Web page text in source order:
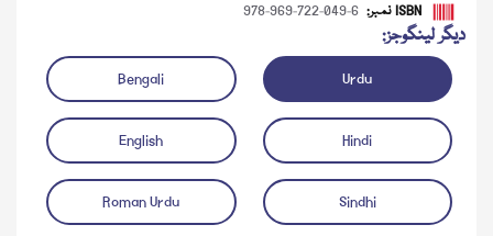
ڈاؤن لوڈ کریں آڈیو چلائیں
ISBN نمبر: 978-969-722-049-6
دیگر لینگوجز:
Urdu
Bengali
Hindi
English
Sindhi
Roman Urdu